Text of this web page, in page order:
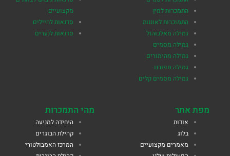
התמכרות למין
התמוכרות לאוננות
גמילה מאלכוהול
גמילה מסמים
גמילה מהימורים
גמילה מפורנו
גמילה מסמים קלים
מקצועיים
סדנאות לחיילים
סדנאות לנערים
מפת אתר
אודות
בלוג
מאמרים מקצועיים
מהי התמכרות
היחידה למניעה
קהילת הבוגרים
המרכז האמבולטורי